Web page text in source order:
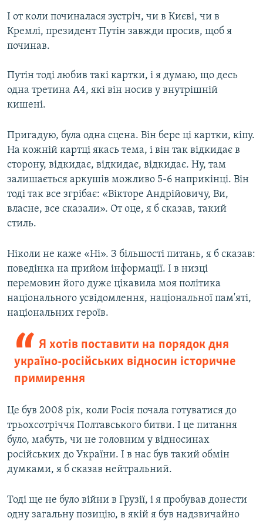
І от коли починалася зустріч, чи в Києві, чи в
Кремлі, президент Путін завжди просив, щоб я
починав.
Путін тоді любив такі картки, і я думаю, що десь
одна третина А4, які він носив у внутрішній
кишені.
Пригадую, була одна сцена. Він бере ці картки, кіпу.
На кожній картці якась тема, і він так відкидає в
сторону, відкидає, відкидає, відкидає. Ну, там
залишається аркушів можливо 5-6 наприкінці. Він
тоді так все згрібає: «Вікторе Андрійовичу, Ви,
власне, все сказали». От оце, я б сказав, такий
стиль.
Ніколи не каже «Ні». З більшості питань, я б сказав:
поведінка на прийом інформації. І в низці
перемовин його дуже цікавила моя політика
національного усвідомлення, національної пам'яті,
національних героїв.
Я хотів поставити на порядок дня
україно-російських відносин історичне
примирення
Це був 2008 рік, коли Росія почала готуватися до
трьохсотріччя Полтавського битви. І це питання
було, мабуть, чи не головним у відносинах
російських до України. І в нас був такий обмін
думками, я б сказав нейтральний.
Тоді ще не було війни в Грузії, і я пробував донести
одну загальну позицію, в якій я був надзвичайно